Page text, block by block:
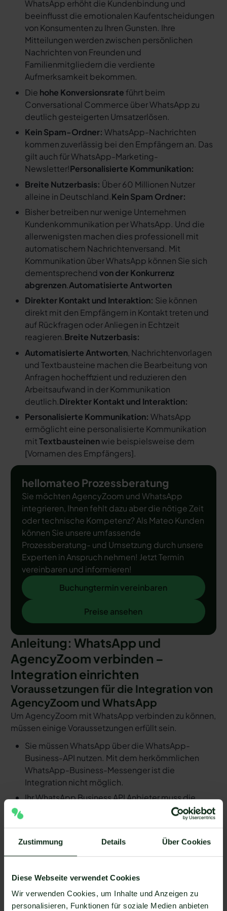
Zustimmung Details Über Cookies
Diese Webseite verwendet Cookies
Wir verwenden Cookies, um Inhalte und Anzeigen zu
personalisieren, Funktionen für soziale Medien anbieten
WhatsApp erhöht die Kundenbindung und
beeinflusst die emotionalen Kaufentscheidungen
von Konsumenten zu Ihren Gunsten. Ihre
Mitteilungen werden zwischen persönlichen
Nachrichten von Freunden und
Familienmitgliedern die verdiente
Aufmerksamkeit bekommen.
Die hohe Konversionsrate führt beim
Conversational Commerce über WhatsApp zu
deutlich gesteigerten Umsatzerlösen.
Kein Spam-Ordner: WhatsApp-Nachrichten
kommen zuverlässig bei den Empfängern an. Das
gilt auch für WhatsApp-Marketing-
Newsletter!Personalisierte Kommunikation:
Breite Nutzerbasis: Über 60 Millionen Nutzer
alleine in Deutschland.Kein Spam Ordner:
Bisher betreiben nur wenige Unternehmen
Kundenkommunikation per WhatsApp. Und die
allerwenigsten machen dies professionell mit
automatischem Nachrichtenversand. Mit
Kommunikation über WhatsApp können Sie sich
dementsprechendvon der Konkurrenz
abgrenzen.Automatisierte Antworten
Direkter Kontakt und Interaktion: Sie können
direkt mit den Empfängern in Kontakt treten und
auf Rückfragen oder Anliegen in Echtzeit
reagieren.Breite Nutzerbasis:
Automatisierte Antworten, Nachrichtenvorlagen
und Textbausteine machen die Bearbeitung von
Anfragen hocheffizient und reduzieren den
Arbeitsaufwand in der Kommunikation
deutlich.Direkter Kontakt und Interaktion:
Personalisierte Kommunikation: WhatsApp
ermöglicht eine personalisierte Kommunikation
mitTextbausteinenwie beispielsweise dem
[Vornamen des Empfängers].
hellomateo Prozessberatung
Sie möchten AgencyZoom und WhatsApp
integrieren, Ihnen fehlt dazu aber die nötige Zeit
oder technische Kompetenz? Als Mateo Kunden
können Sie unsere umfassende
Prozessberatung- und Umsetzung durch unsere
Experten in Anspruch nehmen! Jetzt Termin
vereinbaren und informieren!
Buchungtermin vereinbaren
Buchungtermin vereinbaren
Preise ansehen
Preise ansehen
Anleitung: WhatsApp und
AgencyZoom verbinden –
Integration einrichten
Voraussetzungen für die Integration von
AgencyZoom und WhatsApp
Um AgencyZoom mit WhatsApp verbinden zu können,
müssen einige Voraussetzungen erfüllt sein.
Sie müssen WhatsApp über die WhatsApp-
Business-API nutzen. Mit dem herkömmlichen
WhatsApp-Business-Messenger ist die
Integration nicht möglich.
Ihr WhatsApp Business API Anbieter muss die
nötige Software bereitstellen, um die Integration
zu ermöglichen. Längst nicht alle Anbieter der
von AgencyZoom und WhatsApp zu ermöglichen.
Mit Mateo stehen Ihnen dank der Zapier
Sie mit WhatsApp verbinden können. Darunter ist
natürlich auch AgencyZoom !